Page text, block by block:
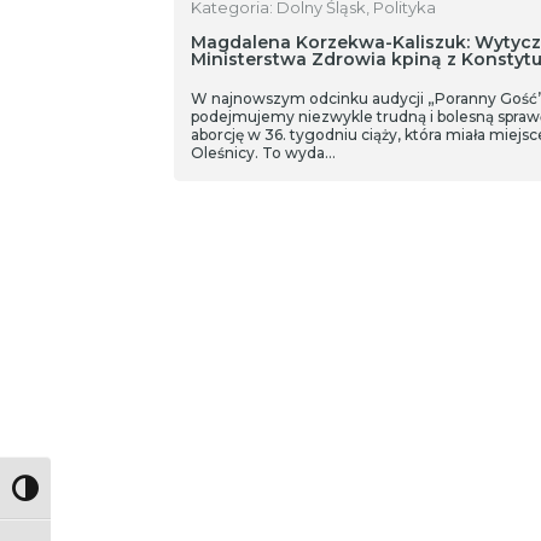
Toggle High Contrast
Kategoria: Dolny Śląsk, Polityka
Magdalena Korzekwa-Kaliszuk:
Ministerstwa Zdrowia kpiną z
W najnowszym odcinku audycji „Poranny
podejmujemy niezwykle trudną i bolesną
aborcję w 36. tygodniu ciąży, która miała
Oleśnicy. To wyda…